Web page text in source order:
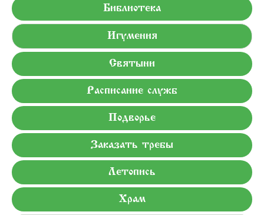
Библиотека
Игумения
Святыни
Расписание служб
Подворье
Заказать требы
Летопись
Храм